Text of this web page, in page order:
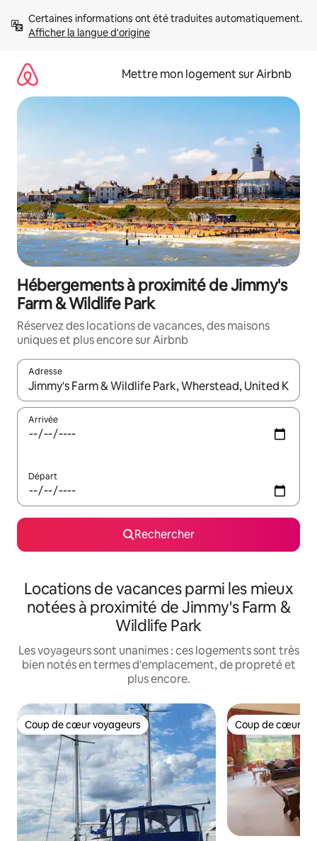
directement
Afficher la langue d'origine
Mettre mon logement sur Airbnb
Hébergements à proximité de Jimmy's
Farm & Wildlife Park
Réservez des locations de vacances, des maisons
uniques et plus encore sur Airbnb
Adresse
Lorsque les résultats s'affichent, utilisez les flèches vers le
Arrivée
Départ
Rechercher
Locations de vacances parmi les mieux
notées à proximité de Jimmy's Farm &
Wildlife Park
Les voyageurs sont unanimes : ces logements sont très
bien notés en termes d'emplacement, de propreté et
plus encore.
Coup de cœur voyageurs
Coup de cœur voyageurs Coup de cœur
Coup de cœur